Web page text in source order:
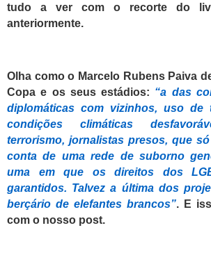
tudo a ver com o recorte do
anteriormente.
Olha como o Marcelo Rubens Paiva
Copa e os seus estádios: “a das
diplomáticas com vizinhos, uso de
condições climáticas
terrorismo, jornalistas presos, que
conta de uma rede de suborno
uma em que os direitos dos
garantidos. Talvez a última dos
berçário de elefantes brancos”. E
com o nosso post.